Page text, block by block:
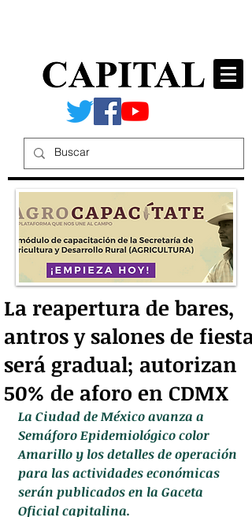
La reapertura de bares,
antros y salones de fiesta
será gradual; autorizan
50% de aforo en CDMX
La Ciudad de México avanza a
Semáforo Epidemiológico color
Amarillo y los detalles de operación
para las actividades económicas
serán publicados en la Gaceta
Oficial capitalina.